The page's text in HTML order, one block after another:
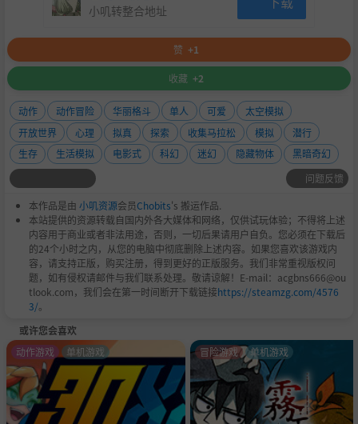
小叽转整合地址
赞 +1
收藏 +2
动作 动作冒险 华丽格斗 单人 可爱
太空模拟
开放世界
心理 拟真 探索 收集马拉松 模拟
潜行
生存
生活模拟 电影式 科幻 迷幻 隐藏物体
黑暗奇幻
问题反馈
本作品是由 小叽资源会员Chobits's 搬运作品.
本站提供的资源转载自国内外各大媒体和网络，仅供试玩体验；不得将上述
内容用于商业或者非法用途，否则，一切后果请用户自负。您必须在下载后
的24个小时之内，从您的电脑中彻底删除上述内容。如果您喜欢该游戏内
容，请支持正版，购买注册，得到更好的正版服务。我们非常重视版权问
题，如有侵权请邮件与我们联系处理。敬请谅解！E-mail：acgbns666@ou
tlook.com，我们会在第一时间断开下载链接https://steamzg.com/4576
3/。
或许您会喜欢
动作游戏 单机游戏 冒险游戏 单机游戏